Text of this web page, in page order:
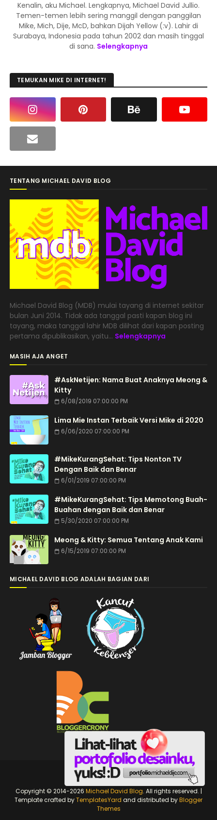
Kenalin, aku Michael. Lengkapnya, Michael David Jullio.
Temen-temen lebih sering manggil dengan panggilan
Mike, Mich, Dije, McD, bahkan Dijah Yellow (:v). Lahir di
Surabaya, Indonesia pada tahun 2002 dan masih tinggal
di sana. Selengkapnya
TEMUKAN MIKE DI INTERNET!
TENTANG MICHAEL DAVID BLOG
Michael David Blog (MDB) mulai tayang di internet sekitar
bulan Juni 2014. Tidak ada tanggal pasti kapan blog ini
tayang, maka tanggal lahir MDB dilihat dari kapan posting
pertama dipublikasikan, yaitu... Selengkapnya
MASIH AJA ANGET
#AskNetijen: Nama Buat Anaknya Meong &
Kitty
6/08/2019 07:00:00 PM
Lima Mie Instan Terbaik Versi Mike di 2020
6/06/2020 07:00:00 PM
#MikeKurangSehat: Tips Nonton TV
Dengan Baik dan Benar
6/01/2019 07:00:00 PM
#MikeKurangSehat: Tips Memotong Buah-
Buahan dengan Baik dan Benar
5/30/2020 07:00:00 PM
Meong & Kitty: Semua Tentang Anak Kami
6/15/2019 07:00:00 PM
MICHAEL DAVID BLOG ADALAH BAGIAN DARI
michaeldije.com
Copyright © 2014-2026 Michael David Blog. All rights reserved. |
Template crafted byTemplatesYard and distributed byBlogger
Themes